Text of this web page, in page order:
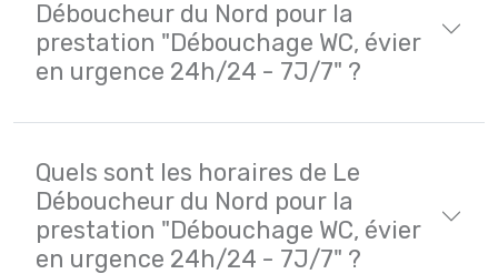
Déboucheur du Nord pour la
prestation "Débouchage WC, évier
en urgence 24h/24 - 7J/7" ?
Quels sont les horaires de Le
Déboucheur du Nord pour la
prestation "Débouchage WC, évier
en urgence 24h/24 - 7J/7" ?